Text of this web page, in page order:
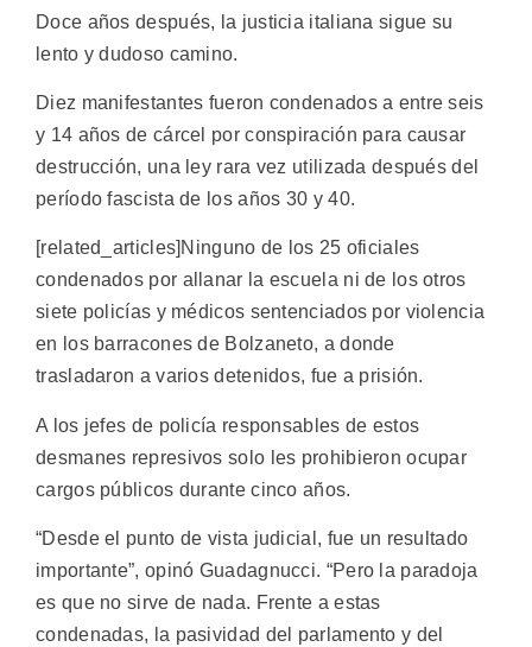
Doce años después, la justicia italiana sigue su
lento y dudoso camino.
Diez manifestantes fueron condenados a entre seis
y 14 años de cárcel por conspiración para causar
destrucción, una ley rara vez utilizada después del
período fascista de los años 30 y 40.
[related_articles]Ninguno de los 25 oficiales
condenados por allanar la escuela ni de los otros
siete policías y médicos sentenciados por violencia
en los barracones de Bolzaneto, a donde
trasladaron a varios detenidos, fue a prisión.
A los jefes de policía responsables de estos
desmanes represivos solo les prohibieron ocupar
cargos públicos durante cinco años.
“Desde el punto de vista judicial, fue un resultado
importante”, opinó Guadagnucci. “Pero la paradoja
es que no sirve de nada. Frente a estas
condenadas, la pasividad del parlamento y del